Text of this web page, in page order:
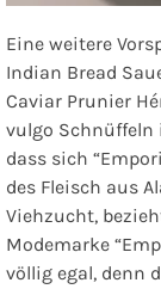
Eine weitere
Indian Bread
Caviar Prunier
vulgo Schnüffeln
dass sich
des Fleisch aus
Viehzucht,
Modemarke
völlig egal, denn